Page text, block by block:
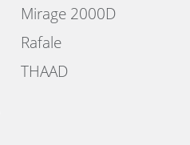
Mirage 2000D
Rafale
THAAD